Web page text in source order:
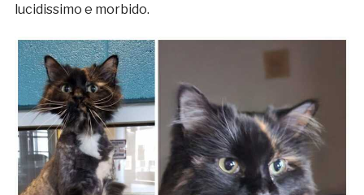
lucidissimo e morbido.